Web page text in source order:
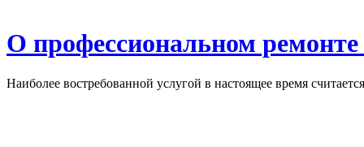
О профессиональном
Наиболее востребованной услугой в настоящее время